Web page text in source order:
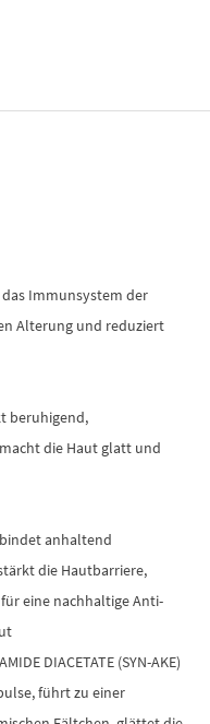
Immunsystem der
Alterung und reduziert
beruhigend,
die Haut glatt und
anhaltend
die Hautbarriere,
eine nachhaltige Anti-
DIACETATE (SYN-AKE)
führt zu einer